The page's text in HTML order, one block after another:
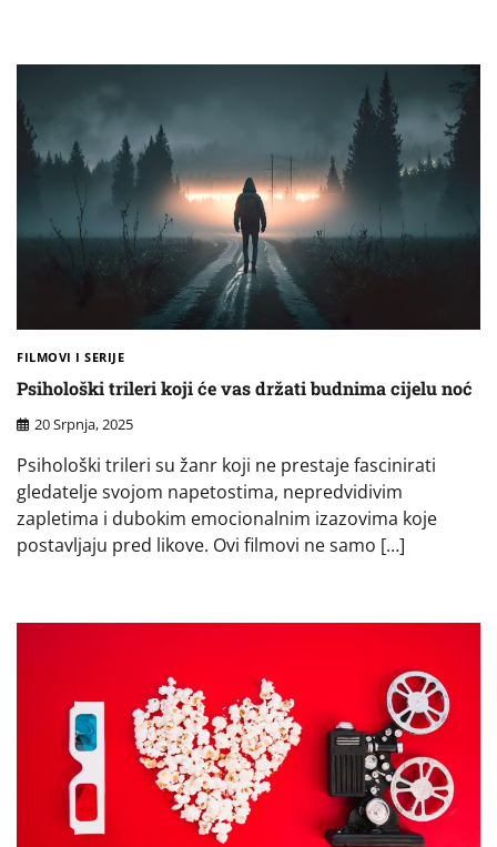
FILMOVI I SERIJE
Psihološki trileri koji će vas držati budnima cijelu noć
20 Srpnja, 2025
Psihološki trileri su žanr koji ne prestaje fascinirati
gledatelje svojom napetostima, nepredvidivim
zapletima i dubokim emocionalnim izazovima koje
postavljaju pred likove. Ovi filmovi ne samo […]